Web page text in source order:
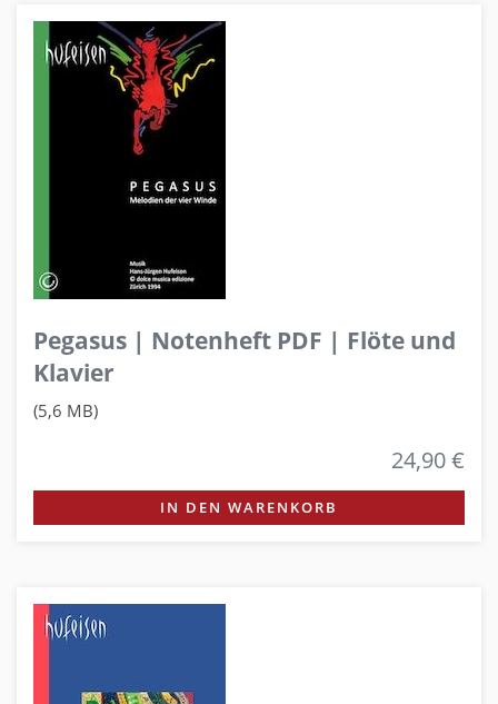
Pegasus | Notenheft PDF | Flöte und
Klavier
(5,6 MB)
24,90 €
IN DEN WARENKORB